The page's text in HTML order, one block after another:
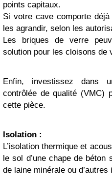
points capitaux.
Si votre cave comporte
les agrandir, selon les
Les briques de verre
solution pour les cloisons de
Enfin, investissez dans
contrôlée de qualité (VMC)
cette pièce.
Isolation :
L’isolation thermique et
le sol d’une chape de
de laine minérale ou d’autres